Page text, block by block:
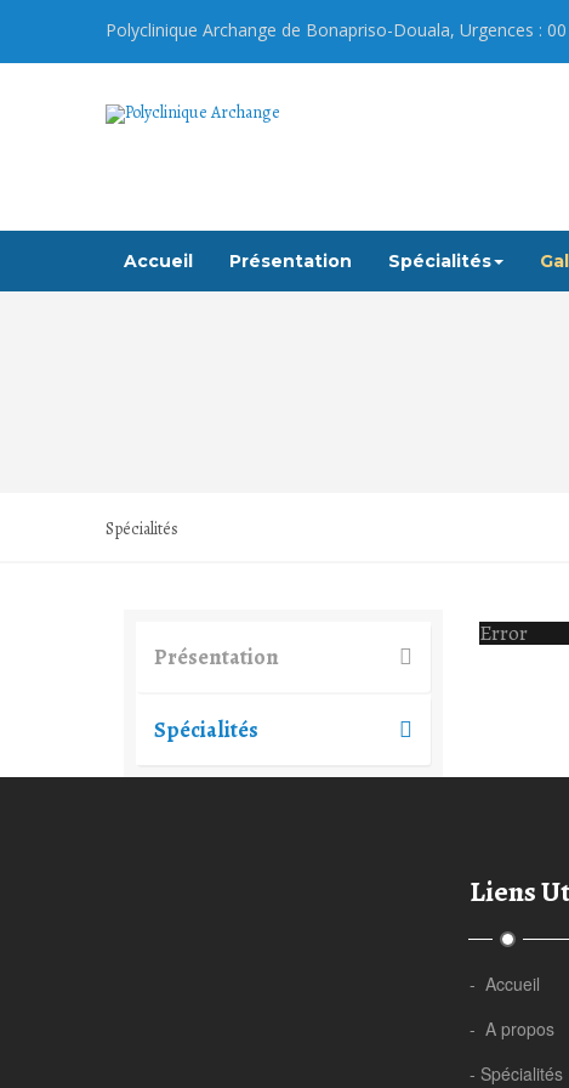
Polyclinique Archange de Bonapriso-Douala, Urgences :
Accueil Présentation Spécialités
Spécialités
Présentation
Spécialités
Error
Liens
- Accueil
- A propos
- Spécialités